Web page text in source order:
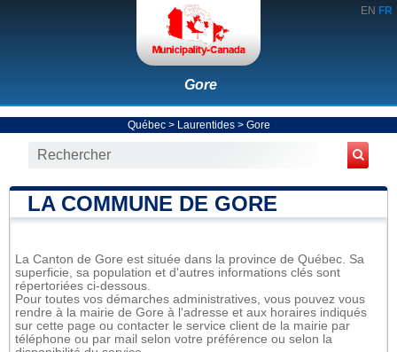
EN FR
Gore
Québec> Laurentides> Gore
LA COMMUNE DE GORE
La Canton de Gore est située dans la province de Québec. Sa
superficie, sa population et d'autres informations clés sont
répertoriées ci-dessous.
Pour toutes vos démarches administratives, vous pouvez vous
rendre à la mairie de Gore à l'adresse et aux horaires indiqués
sur cette page ou contacter le service client de la mairie par
téléphone ou par mail selon votre préférence ou selon la